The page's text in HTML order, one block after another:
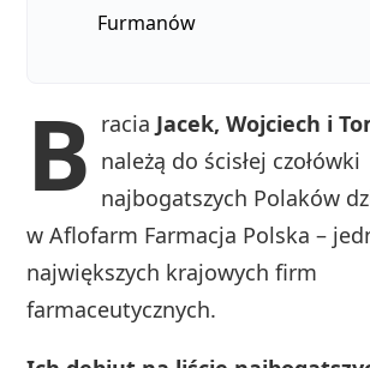
Furmanów
B racia Jacek, Wojciech i
należą do ścisłej czołówki
najbogatszych Polaków
w Aflofarm Farmacja Polska –
największych krajowych firm
farmaceutycznych.